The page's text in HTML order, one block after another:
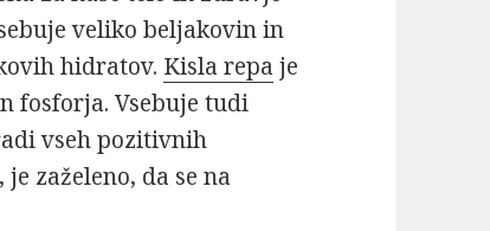
veliko beljakovin in
hidratov. Kisla repa je
fosforja. Vsebuje tudi
vseh pozitivnih
zaželeno, da se na